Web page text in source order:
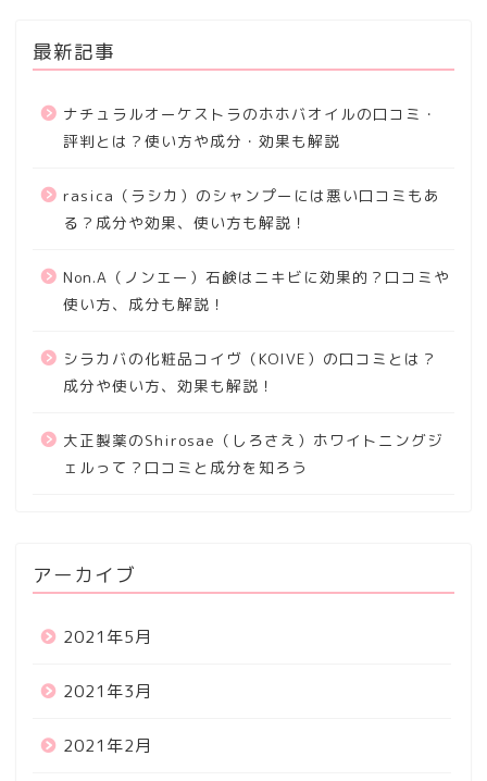
最新記事
ナチュラルオーケストラのホホバオイルの口コミ・
評判とは？使い方や成分・効果も解説
rasica（ラシカ）のシャンプーには悪い口コミもあ
る？成分や効果、使い方も解説！
Non.A（ノンエー）石鹸はニキビに効果的？口コミや
使い方、成分も解説！
シラカバの化粧品コイヴ（KOIVE）の口コミとは？
成分や使い方、効果も解説！
大正製薬のShirosae（しろさえ）ホワイトニングジ
ェルって？口コミと成分を知ろう
アーカイブ
2021年5月
2021年3月
2021年2月